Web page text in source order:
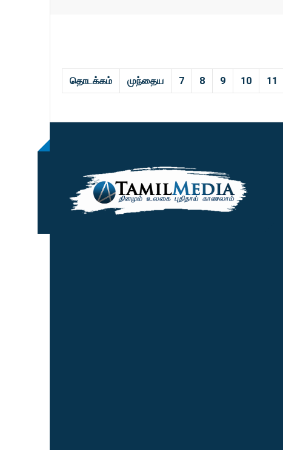
தொடக்கம் முந்தைய 7 8 9 10 11